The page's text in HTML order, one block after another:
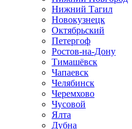
Нижний Тагил
Новокузнецк
Октябрьский
Петергоф
Ростов-на-Дону
Тимашёвск
Чапаевск
Челябинск
Черемхово
Чусовой
Ялта
Дубна